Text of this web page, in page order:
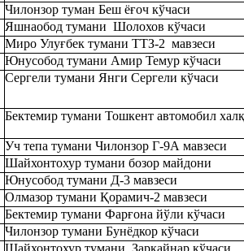
Чилонзор туман Беш ёғоч кўчаси
Яшнаобод тумани Шолохов кўчаси
Миро Улуғбек тумани ТТЗ-2 мавзеси
Юнусобод тумани Амир Темур кўчаси
Сергели тумани Янги Сергели кўчаси
Бектемир тумани Тошкент автомобил
Уч тепа тумани Чилонзор Г-9А мавзеси
Шайхонтохур тумани бозор майдони
Юнусобод тумани Д-3 мавзеси
Олмазор тумани Қорамич-2 мавзеси
Бектемир тумани Фарғона йўли кўчаси
Чилонзор тумани Бунёдкор кўчаси
Шайхонтохур тумани Зарқайнар кўчаси